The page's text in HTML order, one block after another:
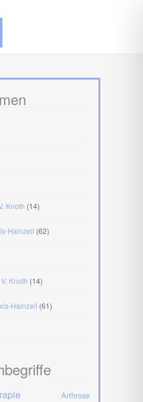
Knoth (14)
Hainzell (62)
Knoth (14)
Hainzell (61)
Arthrose